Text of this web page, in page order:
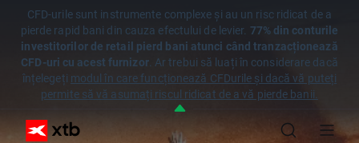
CFD-urile sunt instrumente complexe și au un risc ridicat de a
pierde rapid bani din cauza efectului de levier. 77% din conturile
investitorilor de retail pierd bani atunci când tranzacționează
CFD-uri cu acest furnizor. Ar trebui să luați în considerare dacă
înțelegeți modul în care funcționează CFDurile și dacă vă puteți
permite să vă asumați riscul ridicat de a vă pierde banii.